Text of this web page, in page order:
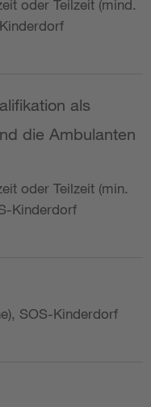
oder Teilzeit (mind.
als
die Ambulanten
oder Teilzeit (min.
Kinderdorf
SOS-Kinderdorf